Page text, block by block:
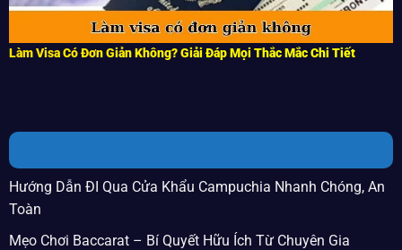
Làm Visa Có Đơn Giản Không? Giải Đáp Mọi Thắc Mắc Chi Tiết
Hướng Dẫn ĐI Qua Cửa Khẩu Campuchia Nhanh Chóng, An
Toàn
Mẹo Chơi Baccarat – Bí Quyết Hữu Ích Từ Chuyên Gia